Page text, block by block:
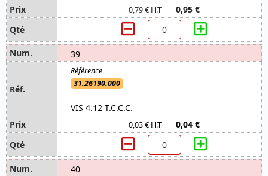
0,79 € H.T 0,95 €
39
31.26190.000
VIS 4.12 T.C.C.C.
0,03 € H.T 0,04 €
40